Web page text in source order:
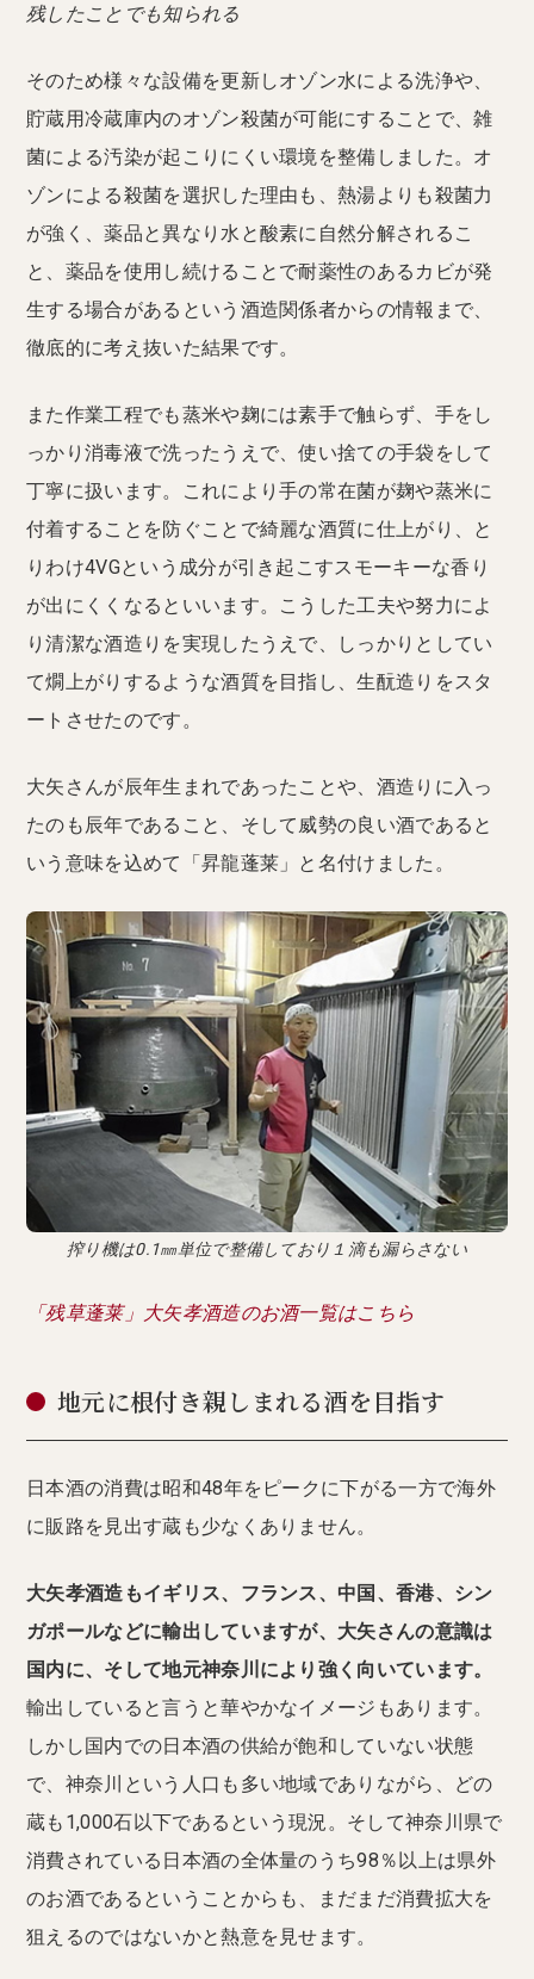
残したことでも知られる
そのため様々な設備を更新しオゾン水による洗浄や、
貯蔵用冷蔵庫内のオゾン殺菌が可能にすることで、雑
菌による汚染が起こりにくい環境を整備しました。オ
ゾンによる殺菌を選択した理由も、熱湯よりも殺菌力
が強く、薬品と異なり水と酸素に自然分解されるこ
と、薬品を使用し続けることで耐薬性のあるカビが発
生する場合があるという酒造関係者からの情報まで、
徹底的に考え抜いた結果です。
また作業工程でも蒸米や麹には素手で触らず、手をし
っかり消毒液で洗ったうえで、使い捨ての手袋をして
丁寧に扱います。これにより手の常在菌が麹や蒸米に
付着することを防ぐことで綺麗な酒質に仕上がり、と
りわけ4VGという成分が引き起こすスモーキーな香り
が出にくくなるといいます。こうした工夫や努力によ
り清潔な酒造りを実現したうえで、しっかりとしてい
て燗上がりするような酒質を目指し、生酛造りをスタ
ートさせたのです。
大矢さんが辰年生まれであったことや、酒造りに入っ
たのも辰年であること、そして威勢の良い酒であると
いう意味を込めて「昇龍蓬莱」と名付けました。
搾り機は0.1㎜単位で整備しており１滴も漏らさない
「残草蓬莱」大矢孝酒造のお酒一覧はこちら
地元に根付き親しまれる酒を目指す
日本酒の消費は昭和48年をピークに下がる一方で海外
に販路を見出す蔵も少なくありません。
大矢孝酒造もイギリス、フランス、中国、香港、シン
ガポールなどに輸出していますが、大矢さんの意識は
国内に、そして地元神奈川により強く向いています。
輸出していると言うと華やかなイメージもあります。
しかし国内での日本酒の供給が飽和していない状態
で、神奈川という人口も多い地域でありながら、どの
蔵も1,000石以下であるという現況。そして神奈川県で
消費されている日本酒の全体量のうち98％以上は県外
のお酒であるということからも、まだまだ消費拡大を
狙えるのではないかと熱意を見せます。